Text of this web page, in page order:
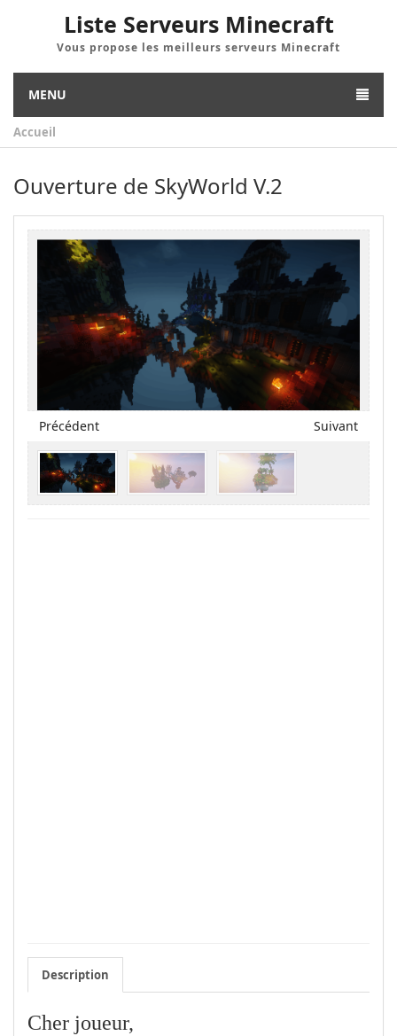
Liste Serveurs Minecraft
Vous propose les meilleurs serveurs Minecraft
MENU
Accueil
Ouverture de SkyWorld V.2
Précédent Suivant
Description
Cher joueur,